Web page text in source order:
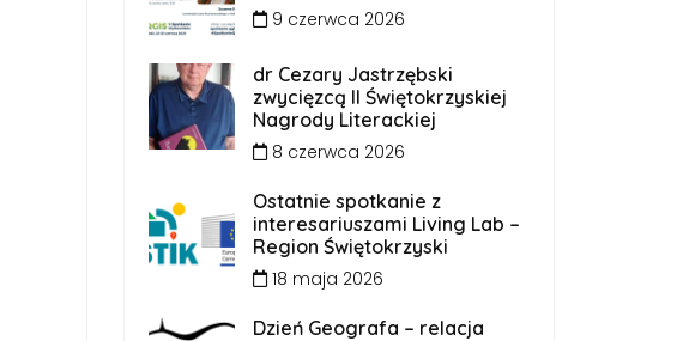
9 czerwca 2026
dr Cezary Jastrzębski
zwycięzcą II Świętokrzyskiej
Nagrody Literackiej
8 czerwca 2026
Ostatnie spotkanie z
interesariuszami Living Lab –
Region Świętokrzyski
18 maja 2026
Dzień Geografa – relacja